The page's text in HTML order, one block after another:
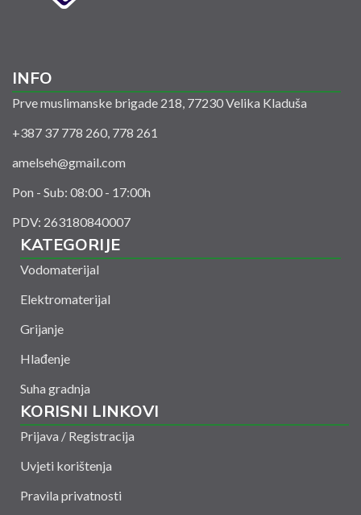
INFO
Prve muslimanske brigade 218, 77230 Velika Kladuša
+387 37 778 260, 778 261
amelseh@gmail.com
Pon - Sub: 08:00 - 17:00h
PDV: 263180840007
KATEGORIJE
Vodomaterijal
Elektromaterijal
Grijanje
Hlađenje
Suha gradnja
KORISNI LINKOVI
Prijava / Registracija
Uvjeti korištenja
Pravila privatnosti